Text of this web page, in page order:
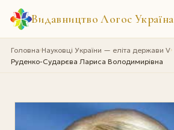
Видавництво Логос Україна
Головна›Науковці України — еліта держави V›
Руденко-Сударєва Лариса Володимирівна